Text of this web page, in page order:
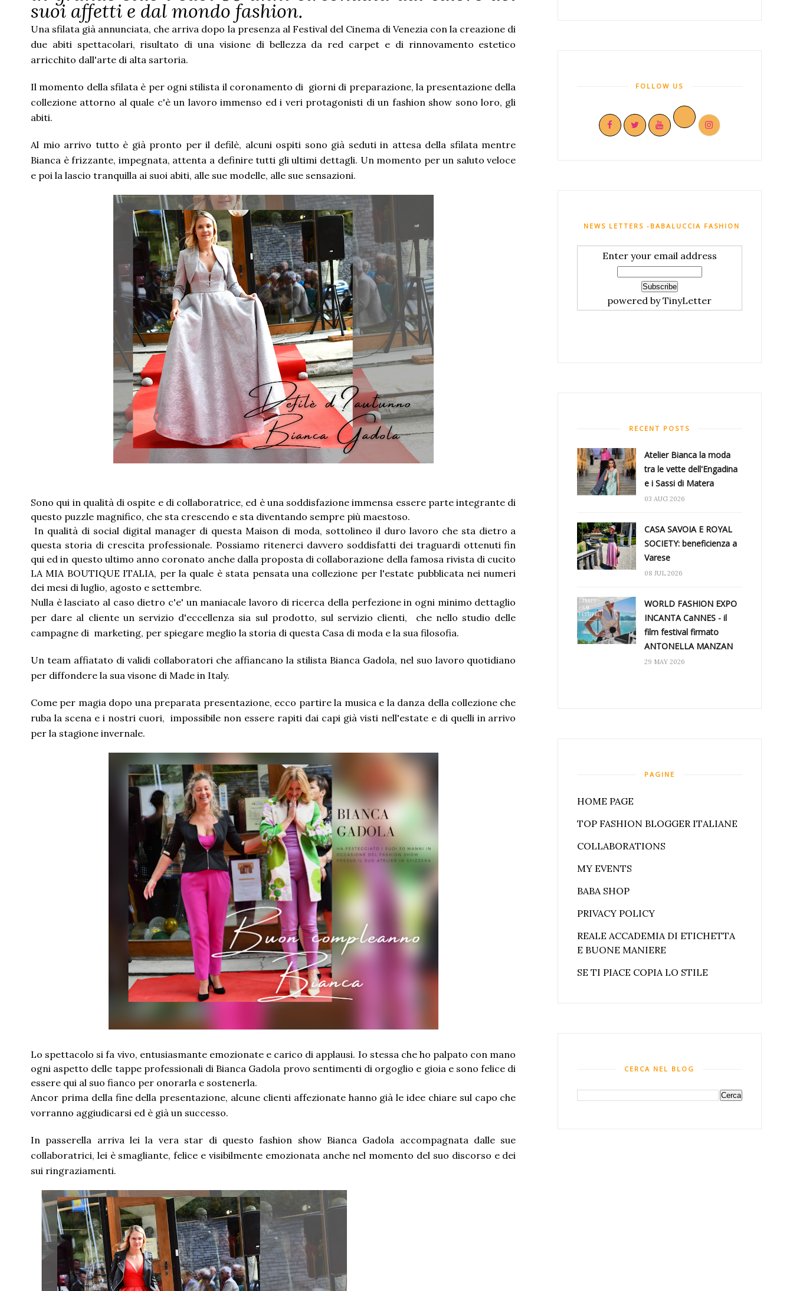
suoi affetti e dal mondo fashion.
Una sfilata già annunciata, che arriva dopo la presenza al Festival del Cinema di Venezia con la creazione di
due abiti spettacolari, risultato di una visione di bellezza da red carpet e di rinnovamento estetico
arricchito dall'arte di alta sartoria.
Il momento della sfilata è per ogni stilista il coronamento di giorni di preparazione, la presentazione della
collezione attorno al quale c'è un lavoro immenso ed i veri protagonisti di un fashion show sono loro, gli
abiti.
Al mio arrivo tutto è già pronto per il defilè, alcuni ospiti sono già seduti in attesa della sfilata mentre
Bianca è frizzante, impegnata, attenta a definire tutti gli ultimi dettagli. Un momento per un saluto veloce
e poi la lascio tranquilla ai suoi abiti, alle sue modelle, alle sue sensazioni.
Sono qui in qualità di ospite e di collaboratrice, ed è una soddisfazione immensa essere parte integrante di
questo puzzle magnifico, che sta crescendo e sta diventando sempre più maestoso.
In qualità di social digital manager di questa Maison di moda, sottolineo il duro lavoro che sta dietro a
questa storia di crescita professionale. Possiamo ritenerci davvero soddisfatti dei traguardi ottenuti fin
qui ed in questo ultimo anno coronato anche dalla proposta di collaborazione della famosa rivista di cucito
LA MIA BOUTIQUE ITALIA, per la quale è stata pensata una collezione per l'estate pubblicata nei numeri
dei mesi di luglio, agosto e settembre.
Nulla è lasciato al caso dietro c'e' un maniacale lavoro di ricerca della perfezione in ogni minimo dettaglio
per dare al cliente un servizio d'eccellenza sia sul prodotto, sul servizio clienti, che nello studio delle
campagne di marketing, per spiegare meglio la storia di questa Casa di moda e la sua filosofia.
Un team affiatato di validi collaboratori che affiancano la stilista Bianca Gadola, nel suo lavoro quotidiano
per diffondere la sua visone di Made in Italy.
Come per magia dopo una preparata presentazione, ecco partire la musica e la danza della collezione che
ruba la scena e i nostri cuori, impossibile non essere rapiti dai capi già visti nell'estate e di quelli in arrivo
per la stagione invernale.
Lo spettacolo si fa vivo, entusiasmante emozionate e carico di applausi. Io stessa che ho palpato con mano
ogni aspetto delle tappe professionali di Bianca Gadola provo sentimenti di orgoglio e gioia e sono felice di
essere qui al suo fianco per onorarla e sostenerla.
Ancor prima della fine della presentazione, alcune clienti affezionate hanno già le idee chiare sul capo che
vorranno aggiudicarsi ed è già un successo.
In passerella arriva lei la vera star di questo fashion show Bianca Gadola accompagnata dalle sue
collaboratrici, lei è smagliante, felice e visibilmente emozionata anche nel momento del suo discorso e dei
sui ringraziamenti.
FOLLOW US
NEWS LETTERS -BABALUCCIA FASHION AND MY
Enter your email address
powered by TinyLetter
RECENT POSTS
Atelier Bianca​ la moda
tra le vette dell'Engadina
e i Sassi di Matera
03 AUG 2026
CASA SAVOIA E ROYAL
SOCIETY: beneficienza a
Varese
08 JUL 2026
WORLD FASHION EXPO
INCANTA CaNNES - il
film festival firmato
ANTONELLA MANZAN
29 MAY 2026
PAGINE
HOME PAGE
TOP FASHION BLOGGER ITALIANE
COLLABORATIONS
MY EVENTS
BABA SHOP
PRIVACY POLICY
REALE ACCADEMIA DI ETICHETTA
E BUONE MANIERE
SE TI PIACE COPIA LO STILE
CERCA NEL BLOG